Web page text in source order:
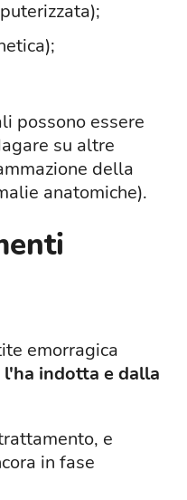
possono essere
su altre
della
anatomiche).
emorragica
l'ha indotta e dalla
e
in fase